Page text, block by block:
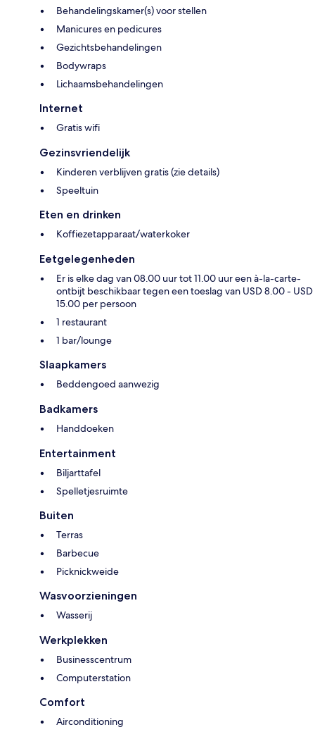
Behandelingskamer(s) voor stellen
Manicures en pedicures
Gezichtsbehandelingen
Bodywraps
Lichaamsbehandelingen
Internet
Gratis wifi
Gezinsvriendelijk
Kinderen verblijven gratis (zie details)
Speeltuin
Eten en drinken
Koffiezetapparaat/waterkoker
Eetgelegenheden
Er is elke dag van 08.00 uur tot 11.00 uur een à-la-carte-
ontbijt beschikbaar tegen een toeslag van USD 8.00 - USD
15.00 per persoon
1 restaurant
1 bar/lounge
Slaapkamers
Beddengoed aanwezig
Badkamers
Handdoeken
Entertainment
Biljarttafel
Spelletjesruimte
Buiten
Terras
Barbecue
Picknickweide
Wasvoorzieningen
Wasserij
Werkplekken
Businesscentrum
Computerstation
Comfort
Airconditioning